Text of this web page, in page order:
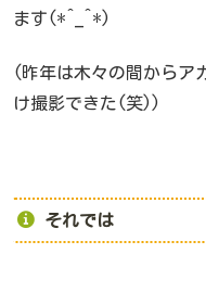
ます(*^_^*)
(昨年は木々の間からア
け撮影できた(笑))
それでは